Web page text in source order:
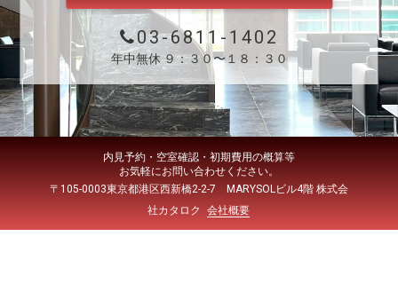
03-6811-1402
年中無休 ９：３０〜１８：３０
内見予約・空室確認・初期費用の概算等
お気軽にお問い合わせください。
〒105-0003東京都港区西新橋2-2-7 MARYSOLビル4階 株式会
社カタロク
会社概要